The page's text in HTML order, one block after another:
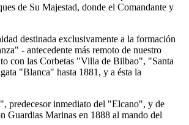
de Su Majestad, donde el Comandante y
destinada exclusivamente a la formación
- antecedente más remoto de nuestro
con las Corbetas "Villa de Bilbao", "Santa
"Blanca" hasta 1881, y a ésta la
predecesor inmediato del "Elcano", y de
Guardias Marinas en 1888 al mando del